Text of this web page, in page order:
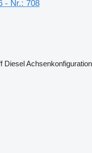
- Nr.: 708
DieselAchsenkonfiguration